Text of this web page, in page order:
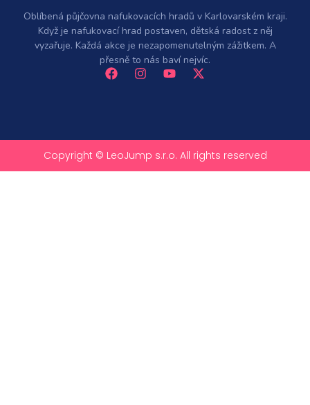
Oblíbená půjčovna nafukovacích hradů v Karlovarském kraji.
Když je nafukovací hrad postaven, dětská radost z něj
vyzařuje. Každá akce je nezapomenutelným zážitkem. A
přesně to nás baví nejvíc.
Copyright © LeoJump s.r.o. All rights reserved